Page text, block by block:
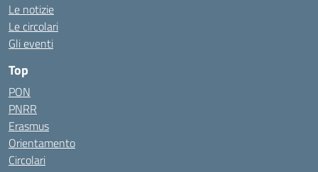
Le notizie
Le circolari
Gli eventi
Top
PON
PNRR
Erasmus
Orientamento
Circolari